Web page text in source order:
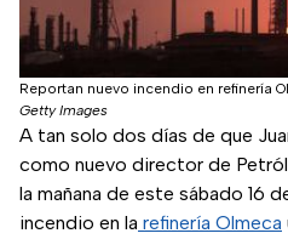
Reportan nuevo incendio en refinería
Getty Images
A tan solo dos días de que
como nuevo director de
la mañana de este sábado 16
incendio en la refinería Olmeca